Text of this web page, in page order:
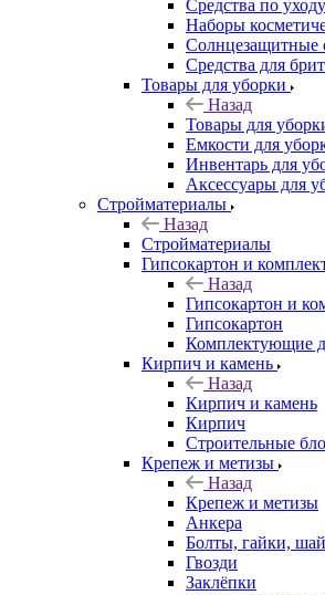
Средства по
Наборы
Солнцезащитные
Средства для
Товары для уборки
Назад
Товары для
Емкости для
Инвентарь для
Аксессуары для
Стройматериалы
Назад
Стройматериалы
Гипсокартон и
Назад
Гипсокартон и
Гипсокартон
Комплектующие
Кирпич и камень
Назад
Кирпич и камень
Кирпич
Строительные
Крепеж и метизы
Назад
Крепеж и метизы
Анкера
Болты, гайки,
Гвозди
Заклёпки